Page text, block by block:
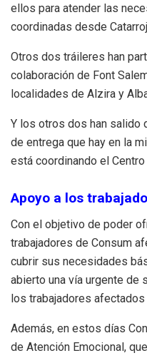
ellos para atender las
coordinadas desde
Otros dos tráileres han
colaboración de Font
localidades de Alzira y
Y los otros dos han salido
de entrega que hay en la
está coordinando el
Apoyo a los
Con el objetivo de poder
trabajadores de Consum
cubrir sus necesidades
abierto una vía urgente de
los trabajadores afectados
Además, en estos días
de Atención Emocional,